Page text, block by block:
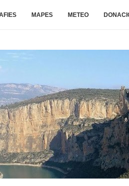
MAPES METEO